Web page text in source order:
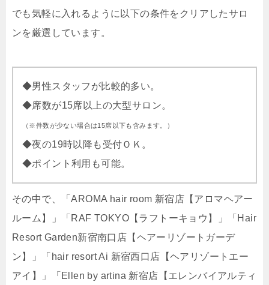
でも気軽に入れるように以下の条件をクリアしたサロ
ンを厳選しています。
◆男性スタッフが比較的多い。
◆席数が15席以上の大型サロン。
（※件数が少ない場合は15席以下も含みます。）
◆夜の19時以降も受付ＯＫ。
◆ポイント利用も可能。
その中で、「AROMA hair room 新宿店【アロマヘアー
ルーム】」「RAF TOKYO【ラフトーキョウ】」「Hair
Resort Garden新宿南口店【ヘアーリゾートガーデ
ン】」「hair resort Ai 新宿西口店【ヘアリゾートエー
アイ】」「Ellen by artina 新宿店【エレンバイアルティ